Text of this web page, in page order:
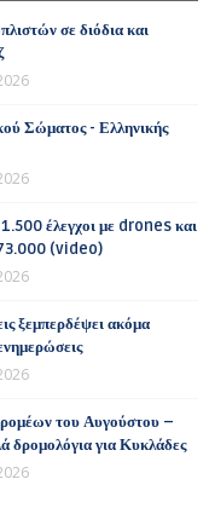
σε διόδια και
Σώματος - Ελληνικής
έλεγχοι με drones και
(video)
ξεμπερδέψει ακόμα
του Αυγούστου –
δρομολόγια για Κυκλάδες